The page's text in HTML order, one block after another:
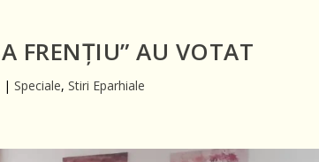
FRENȚIU” AU VOTAT
| Speciale, Stiri Eparhiale